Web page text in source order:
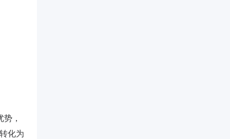
，
化为